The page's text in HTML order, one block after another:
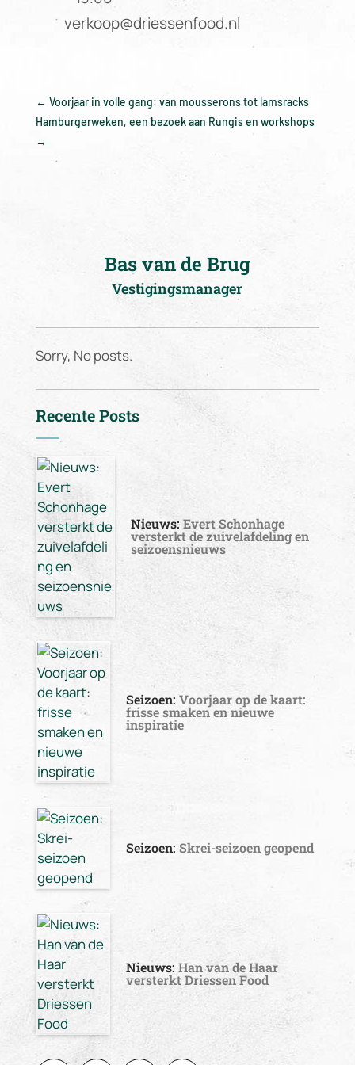
verkoop@driessenfood.nl
← Voorjaar in volle gang: van mousserons tot lamsracks
Hamburgerweken, een bezoek aan Rungis en workshops
→
Bas van de Brug
Vestigingsmanager
Sorry, No posts.
Recente Posts
Nieuws: Evert Schonhage
versterkt de zuivelafdeling en
seizoensnieuws
Seizoen: Voorjaar op de kaart:
frisse smaken en nieuwe
inspiratie
Seizoen: Skrei-seizoen geopend
Nieuws: Han van de Haar
versterkt Driessen Food